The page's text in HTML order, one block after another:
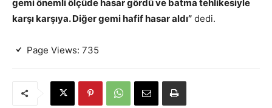
gemi önemli ölçüde hasar gördü ve batma tehlikesiyle
karşı karşıya. Diğer gemi hafif hasar aldı” dedi.
Page Views: 735